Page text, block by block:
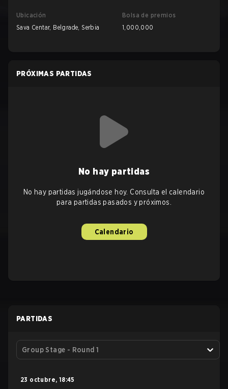
Ubicación
Sava Centar, Belgrade, Serbia
Bolsa de premios
1,000,000
PRÓXIMAS PARTIDAS
No hay partidas
No hay partidas jugándose hoy. Consulta el calendario
para partidas pasados y próximos.
Calendario
PARTIDAS
Group Stage - Round 1
23 octubre, 18:45